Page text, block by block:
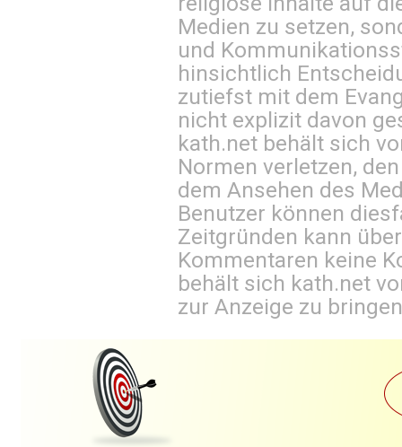
Medien zu setzen,
und
hinsichtlich
zutiefst mit dem
nicht explizit davon
kath.net behält sich
Normen verletzen,
dem Ansehen des
Benutzer können
Zeitgründen kann
Kommentaren keine
behält sich kath.net
zur Anzeige zu